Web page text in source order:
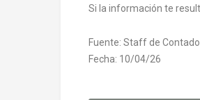
Si la información te
Fuente: Staff de
Fecha: 10/04/26